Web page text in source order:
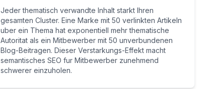
Jeder thematisch verwandte Inhalt starkt Ihren
gesamten Cluster. Eine Marke mit 50 verlinkten Artikeln
uber ein Thema hat exponentiell mehr thematische
Autoritat als ein Mitbewerber mit 50 unverbundenen
Blog-Beitragen. Dieser Verstarkungs-Effekt macht
semantisches SEO fur Mitbewerber zunehmend
schwerer einzuholen.